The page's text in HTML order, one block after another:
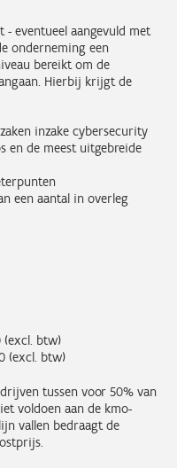
- eventueel aangevuld met
onderneming een
bereikt om de
Hierbij krijgt de
inzake cybersecurity
en de meest uitgebreide
een aantal in overleg
(excl. btw)
(excl. btw)
tussen voor 50% van
voldoen aan de kmo-
vallen bedraagt de